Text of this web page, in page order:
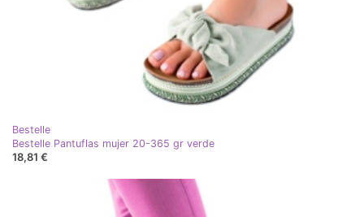
Bestelle
Bestelle Pantuflas mujer 20-365 gr verde
18,81 €